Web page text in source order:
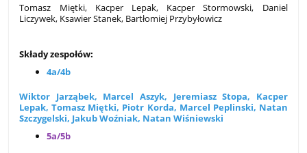
Tomasz Miętki, Kacper Lepak, Kacper Stormowski, Daniel
Liczywek, Ksawier Stanek, Bartłomiej Przybyłowicz
Składy zespołów:
4a/4b
Wiktor Jarząbek, Marcel Aszyk, Jeremiasz Stopa, Kacper
Lepak, Tomasz Miętki, Piotr Korda, Marcel Peplinski, Natan
Szczygelski, Jakub Woźniak, Natan Wiśniewski
5a/5b